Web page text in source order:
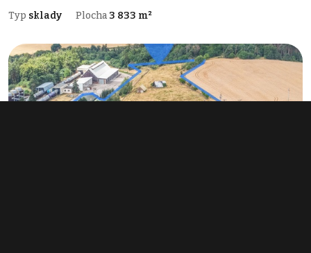
Typ sklady Plocha 3 833 m²